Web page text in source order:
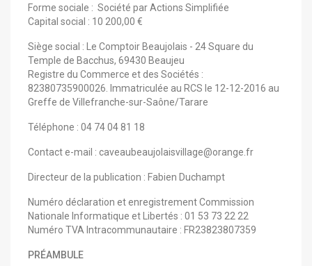
Forme sociale : Société par Actions Simplifiée
Capital social : 10 200,00 €
Siège social : Le Comptoir Beaujolais - 24 Square du
Temple de Bacchus, 69430 Beaujeu
Registre du Commerce et des Sociétés :
82380735900026.
Immatriculée au RCS le 12-12-2016 au
Greffe de Villefranche-sur-Saône/Tarare
Téléphone : 04 74 04 81 18
Contact e-mail : caveaubeaujolaisvillage@orange.fr
Directeur de la publication : Fabien Duchampt
Numéro déclaration et enregistrement Commission
Nationale Informatique et Libertés : 01 53 73 22 22
Numéro TVA Intracommunautaire : FR23823807359
PRÉAMBULE